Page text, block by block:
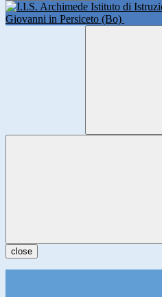
Istituto di
Giovanni in Persiceto (Bo)
close